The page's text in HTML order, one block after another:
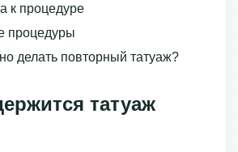
к процедуре
процедуры
делать повторный татуаж?
татуаж